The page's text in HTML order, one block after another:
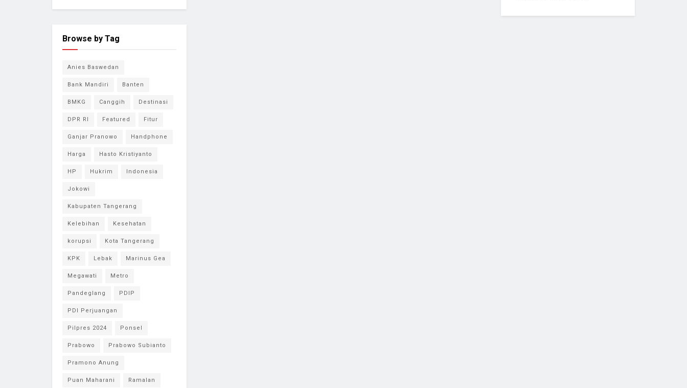
Browse by Tag
Anies Baswedan
Bank Mandiri Banten
BMKG Canggih Destinasi
DPR RI Featured Fitur
Ganjar Pranowo Handphone
Harga Hasto Kristiyanto
HP Hukrim Indonesia
Jokowi
Kabupaten Tangerang
Kelebihan Kesehatan
korupsi Kota Tangerang
KPK Lebak Marinus Gea
Megawati Metro
Pandeglang PDIP
PDI Perjuangan
Pilpres 2024 Ponsel
Prabowo Prabowo Subianto
Pramono Anung
Puan Maharani Ramalan